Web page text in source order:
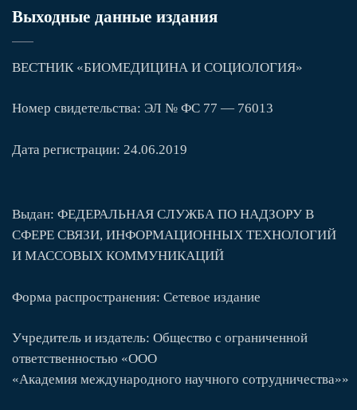
Выходные данные издания
ВЕСТНИК «БИОМЕДИЦИНА И СОЦИОЛОГИЯ»
Номер свидетельства: ЭЛ № ФС 77 — 76013
Дата регистрации: 24.06.2019
Выдан: ФЕДЕРАЛЬНАЯ СЛУЖБА ПО НАДЗОРУ В
СФЕРЕ СВЯЗИ, ИНФОРМАЦИОННЫХ ТЕХНОЛОГИЙ
И МАССОВЫХ КОММУНИКАЦИЙ
Форма распространения: Сетевое издание
Учредитель и издатель: Общество с ограниченной
ответственностью «ООО
«Академия международного научного сотрудничества»»